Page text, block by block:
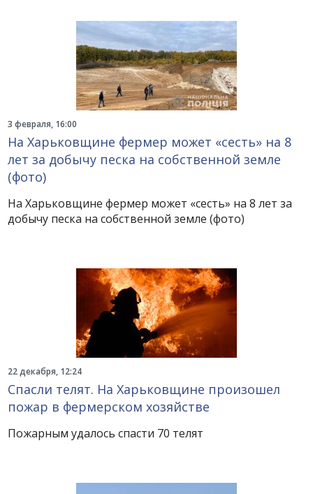
3 февраля, 16:00
На Харьковщине фермер может «сесть» на 8
лет за добычу песка на собственной земле
(фото)
На Харьковщине фермер может «сесть» на 8 лет за
добычу песка на собственной земле (фото)
22 декабря, 12:24
Спасли телят. На Харьковщине произошел
пожар в фермерском хозяйстве
Пожарным удалось спасти 70 телят